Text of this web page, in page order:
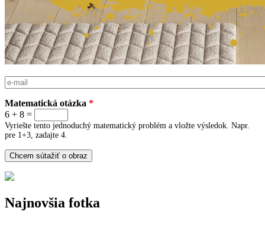
E-mail
Matematická otázka *
6 + 8 =
Vyriešte tento jednoduchý matematický problém a vložte výsledok. Napr.
pre 1+3, zadajte 4.
Najnovšia fotka